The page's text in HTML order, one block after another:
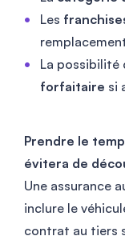
Les
La possibilité
forfaitaire si
Prendre le
évitera de
Une assurance
inclure le
contrat au tiers